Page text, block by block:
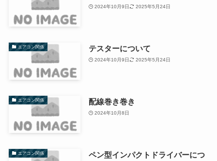
2024年10月9日 2025年5月24日
エアコン関係 テスターについて
2024年10月9日 2025年5月24日
エアコン関係 配線巻き巻き
2024年10月8日
エアコン関係
ペン型インパクトドライバーにつ